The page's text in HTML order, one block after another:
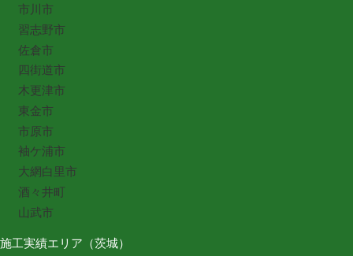
市川市
習志野市
佐倉市
四街道市
木更津市
東金市
市原市
袖ケ浦市
大網白里市
酒々井町
山武市
施工実績エリア（茨城）